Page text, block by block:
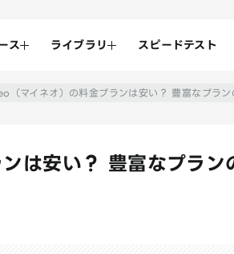
ス ライブラリ スピードテスト
（マイネオ）の料金プランは安い？ 豊富なプラン
は安い？ 豊富なプラン